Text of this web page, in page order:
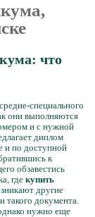
что
специального
они выполняются
и с нужной
диплом
и по доступной
к
обзавестись
где купить
другие
документа.
нужно еще